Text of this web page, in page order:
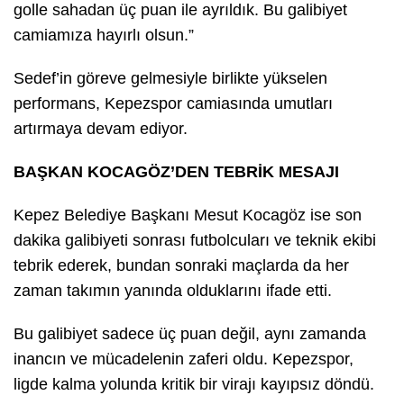
golle sahadan üç puan ile ayrıldık. Bu galibiyet
camiamıza hayırlı olsun.”
Sedef’in göreve gelmesiyle birlikte yükselen
performans, Kepezspor camiasında umutları
artırmaya devam ediyor.
BAŞKAN KOCAGÖZ’DEN TEBRİK MESAJI
Kepez Belediye Başkanı Mesut Kocagöz ise son
dakika galibiyeti sonrası futbolcuları ve teknik ekibi
tebrik ederek, bundan sonraki maçlarda da her
zaman takımın yanında olduklarını ifade etti.
Bu galibiyet sadece üç puan değil, aynı zamanda
inancın ve mücadelenin zaferi oldu. Kepezspor,
ligde kalma yolunda kritik bir virajı kayıpsız döndü.